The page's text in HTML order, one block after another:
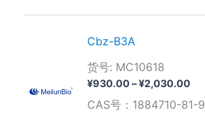
Cbz-B3A
货号: MC10618
¥930.00–¥2,030.00价
范
CAS号：1884710-81-9